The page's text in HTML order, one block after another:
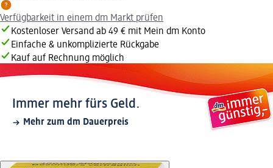
Verfügbarkeit in einem dm Markt prüfen
Kostenloser Versand ab 49 € mit Mein dm Konto
Einfache & unkomplizierte Rückgabe
Kauf auf Rechnung möglich
Immer mehr fürs Geld.
Mehr zum dm Dauerpreis